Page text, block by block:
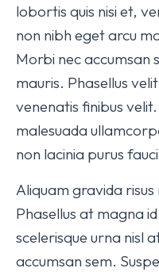
lobortis quis nisi et,
non nibh eget arcu
Morbi nec accumsan
mauris. Phasellus
venenatis finibus
malesuada
non lacinia purus
Aliquam gravida
Phasellus at magna
scelerisque urna nisl
accumsan sem.